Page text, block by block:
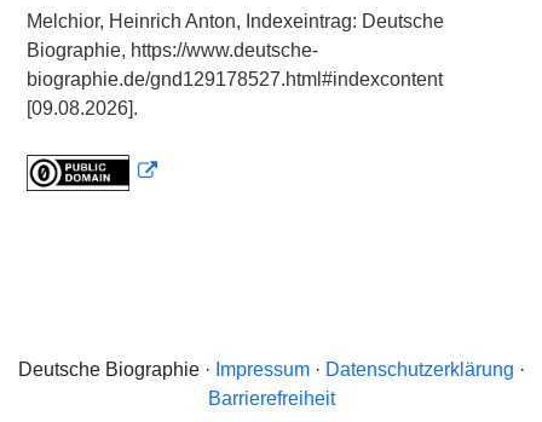
Melchior, Heinrich Anton, Indexeintrag: Deutsche
Biographie, https://www.deutsche-
biographie.de/gnd129178527.html#indexcontent
[09.08.2026].
Deutsche Biographie · Impressum· Datenschutzerklärung ·
Barrierefreiheit